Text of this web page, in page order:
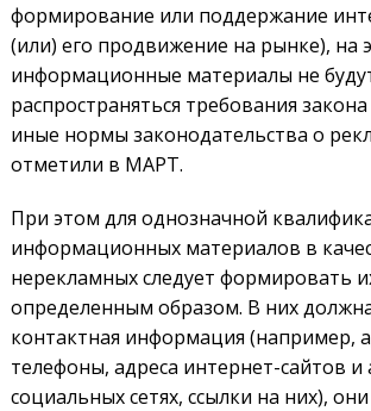
формирование или поддержание
(или) его продвижение на рынке), на
информационные материалы не
распространяться требования
иные нормы законодательства о
отметили в МАРТ.
При этом для однозначной
информационных материалов в
нерекламных следует формировать
определенным образом. В них
контактная информация (например,
телефоны, адреса интернет-сайтов и
социальных сетях, ссылки на них),